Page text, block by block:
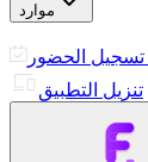
موارد
تسجيل الحضور
تنزيل التطبيق